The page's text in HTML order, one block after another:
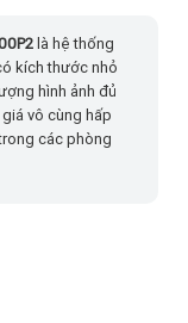
là hệ thống
kích thước nhỏ
hình ảnh đủ
vô cùng hấp
các phòng